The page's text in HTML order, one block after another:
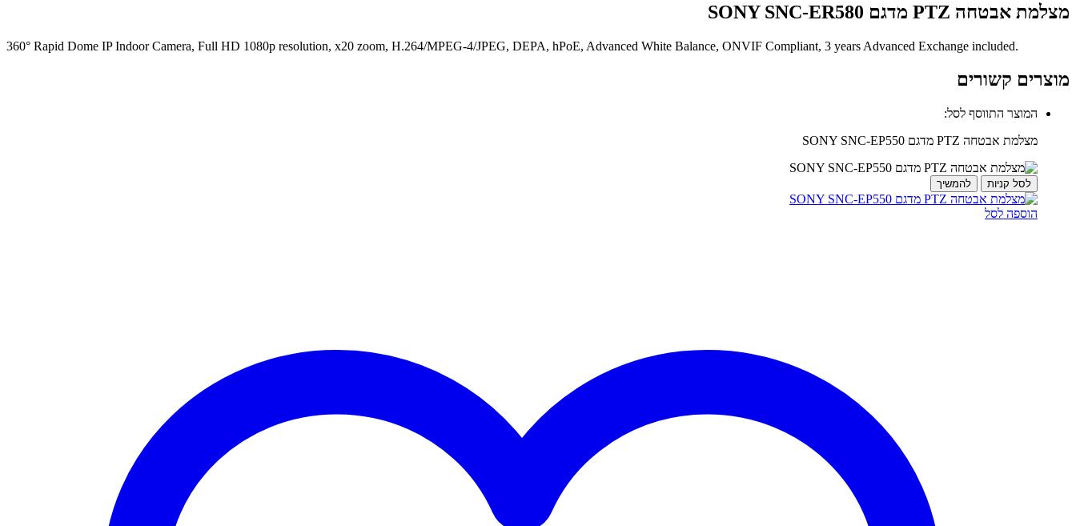
מצלמת אבטחה PTZ מדגם SONY SNC-ER580
360° Rapid Dome IP Indoor Camera, Full HD 1080p resolution, x20 zoom, H.264/MPEG-4/JPEG, DEPA, hPoE, Advanced White Balance, ONVIF Compliant, 3 years Advanced Exchange included.
מוצרים קשורים
המוצר התווסף לסל:
מצלמת אבטחה PTZ מדגם SONY SNC-EP550
לסל קניות להמשיך
הוספה לסל